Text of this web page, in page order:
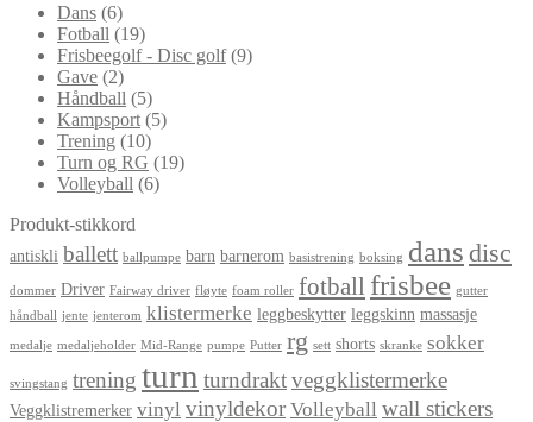
Dans (6)
Fotball (19)
Frisbeegolf - Disc golf (9)
Gave (2)
Håndball (5)
Kampsport (5)
Trening (10)
Turn og RG (19)
Volleyball (6)
Produkt-stikkord
antiskli ballett ballpumpe barn barnerom basistrening boksing dans disc
dommer Driver Fairway driver fløyte foam roller fotball frisbee gutter
håndball jente jenterom klistermerke leggbeskytter leggskinn massasje
medalje medaljeholder Mid-Range pumpe Putter rg sett shorts skranke sokker
svingstang trening turn turndraktveggklistermerke
Veggklistremerker vinyl vinyldekor Volleyball wall stickers